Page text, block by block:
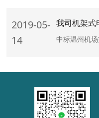
2019-05-
14
我司机架式
中标温州机